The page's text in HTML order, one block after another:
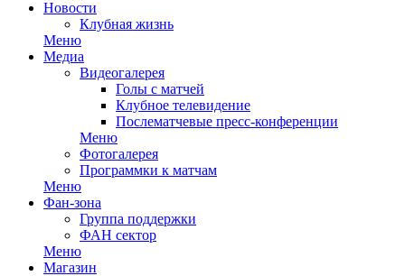
Новости
Клубная жизнь
Меню
Медиа
Видеогалерея
Голы с матчей
Клубное телевидение
Послематчевые пресс-конференции
Меню
Фотогалерея
Программки к матчам
Меню
Фан-зона
Группа поддержки
ФАН сектор
Меню
Магазин